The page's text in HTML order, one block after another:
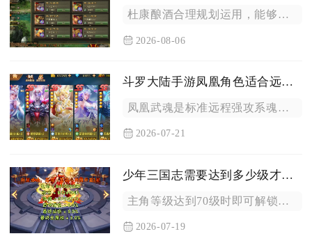
杜康酿酒合理规划运用，能够有效助力玩家在攻城掠地中实现攻城掠...
2026-08-06
斗罗大陆手游凤凰角色适合远程攻击吗
凤凰武魂是标准远程强攻系魂师，完全适配远程输出打法，也是全游...
2026-07-21
少年三国志需要达到多少级才能使用神兽装备
主角等级达到70级时即可解锁并使用神兽装备系统，60级仅会开...
2026-07-19